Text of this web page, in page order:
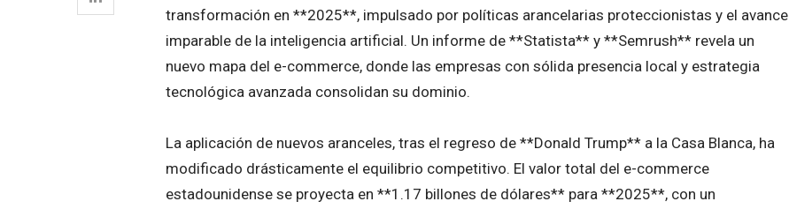
transformación en **2025**, impulsado por políticas arancelarias proteccionistas y el avance
imparable de la inteligencia artificial. Un informe de **Statista** y **Semrush** revela un
nuevo mapa del e-commerce, donde las empresas con sólida presencia local y estrategia
tecnológica avanzada consolidan su dominio.
La aplicación de nuevos aranceles, tras el regreso de **Donald Trump** a la Casa Blanca, ha
modificado drásticamente el equilibrio competitivo. El valor total del e-commerce
estadounidense se proyecta en **1.17 billones de dólares** para **2025**, con un